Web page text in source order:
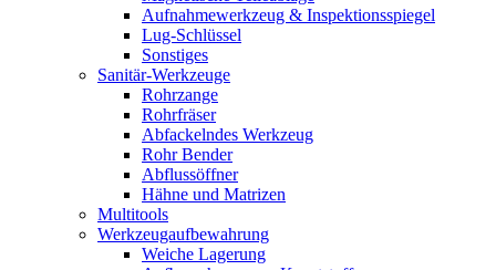
Aufnahmewerkzeug & Inspektionsspiegel
Lug-Schlüssel
Sonstiges
Sanitär-Werkzeuge
Rohrzange
Rohrfräser
Abfackelndes Werkzeug
Rohr Bender
Abflussöffner
Hähne und Matrizen
Multitools
Werkzeugaufbewahrung
Weiche Lagerung